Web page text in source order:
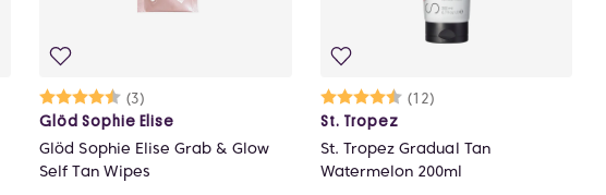
Karakter:
(3)
4.7 av 5 mulige
Glöd Sophie Elise
Glöd Sophie Elise Grab & Glow
Self Tan Wipes
Karakter:
(12)
4.8 av 5 mulige
St. Tropez
St. Tropez Gradual Tan
Watermelon 200ml